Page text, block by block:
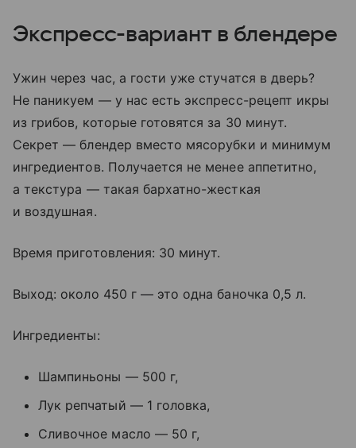
Экспресс-вариант в блендере
Ужин через час, а гости уже стучатся в дверь?
Не паникуем — у нас есть экспресс-рецепт икры
из грибов, которые готовятся за 30 минут.
Секрет — блендер вместо мясорубки и минимум
ингредиентов. Получается не менее аппетитно,
а текстура — такая бархатно-жесткая
и воздушная.
Время приготовления: 30 минут.
Выход: около 450 г — это одна баночка 0,5 л.
Ингредиенты:
Шампиньоны — 500 г,
Лук репчатый — 1 головка,
Сливочное масло — 50 г,